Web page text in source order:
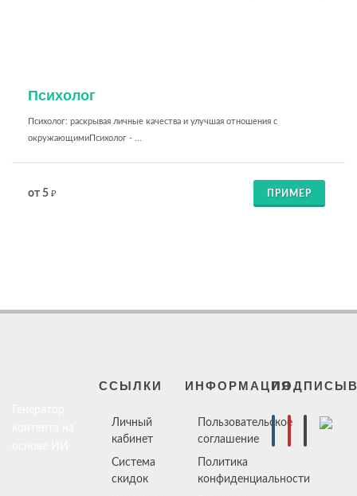
Психолог
Психолог: раскрывая личные качества и улучшая отношения с
окружающимиПсихолог - ...
от 5 ₽ ПРИМЕР
ССЫЛКИ
Личный
кабинет
Система
скидок
ИНФОРМАЦИЯ
Пользовательское
соглашение
Политика
конфиденциальности